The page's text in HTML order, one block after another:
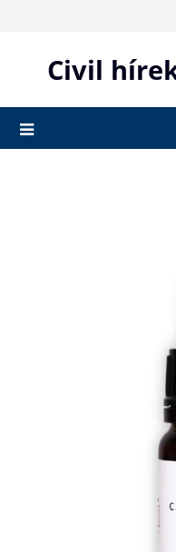
contentCivil